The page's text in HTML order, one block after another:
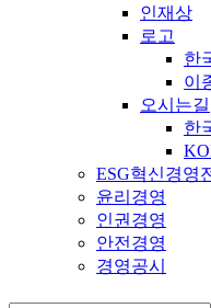
인재상
로고
한
이
오시는길
한
ESG혁신경영
윤리경영
인권경영
안전경영
경영공시